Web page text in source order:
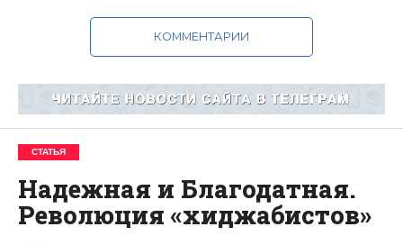
КОММЕНТАРИИ
СТАТЬЯ
Надежная и Благодатная.
Революция «хиджабистов»